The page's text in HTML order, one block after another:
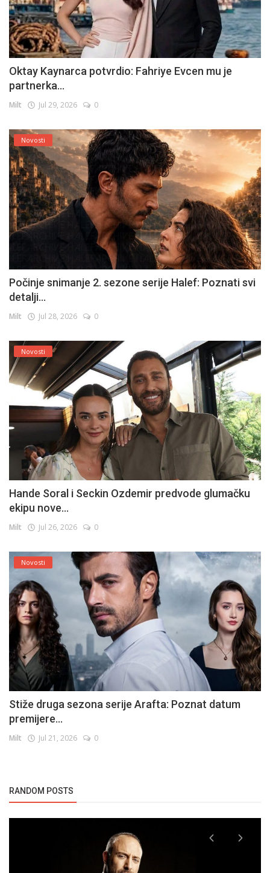
Oktay Kaynarca potvrdio: Fahriye Evcen mu je
partnerka...
Milt Jul 29, 2026 0
Novosti
Počinje snimanje 2. sezone serije Halef: Poznati svi
detalji...
Milt Jul 28, 2026 0
Novosti
Hande Soral i Seckin Ozdemir predvode glumačku
ekipu nove...
Milt Jul 26, 2026 0
Novosti
Stiže druga sezona serije Arafta: Poznat datum
premijere...
Milt Jul 21, 2026 0
RANDOM POSTS